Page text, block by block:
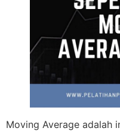
Moving Average adalah